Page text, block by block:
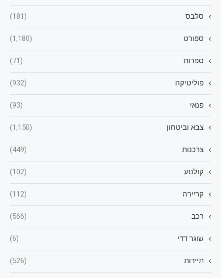
סלבס (181)
ספורט (1,180)
ספרות (71)
פוליטיקה (932)
פנאי (93)
צבא וביטחון (1,150)
צרכנות (449)
קולנוע (102)
קריירה (112)
רכב (566)
שוגר דדי (6)
תיירות (526)